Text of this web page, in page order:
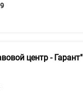
центр - Гарант"